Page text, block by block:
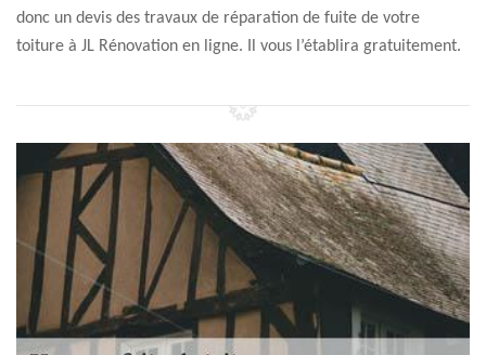
donc un devis des travaux de réparation de fuite de votre
toiture à JL Rénovation en ligne. Il vous l’établira gratuitement.